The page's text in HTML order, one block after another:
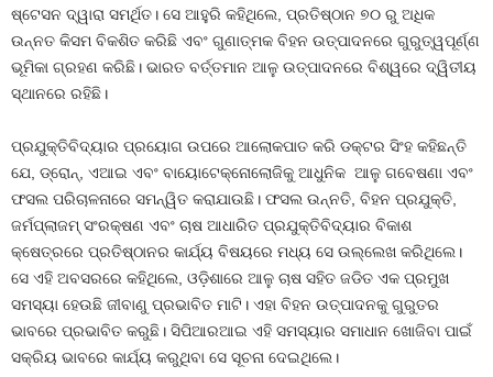
ଷ୍ଟେସନ ଦ୍ୱାରା ସମର୍ଥିତ। ସେ ଆହୁରି କହିଥିଲେ, ପ୍ରତିଷ୍ଠାନ ୭୦ ରୁ ଅଧିକ
ଉନ୍ନତ କିସମ ବିକଶିତ କରିଛି ଏବଂ ଗୁଣାତ୍ମକ ବିହନ ଉତ୍ପାଦନରେ ଗୁରୁତ୍ୱପୂର୍ଣ୍ଣ
ଭୂମିକା ଗ୍ରହଣ କରିଛି। ଭାରତ ବର୍ତ୍ତମାନ ଆଳୁ ଉତ୍ପାଦନରେ ବିଶ୍ୱରେ ଦ୍ୱିତୀୟ
ସ୍ଥାନରେ ରହିଛି।
ପ୍ରଯୁକ୍ତିବିଦ୍ୟାର ପ୍ରୟୋଗ ଉପରେ ଆଲୋକପାତ କରି ଡକ୍ଟର ସିଂହ କହିଛନ୍ତି
ଯେ, ଡ୍ରୋନ୍, ଏଆଇ ଏବଂ ବାୟୋଟେକ୍ନୋଲୋଜିକୁ ଆଧୁନିକ ଆଳୁ ଗବେଷଣା ଏବଂ
ଫସଲ ପରିଚାଳନାରେ ସମନ୍ୱିତ କରାଯାଉଛି। ଫସଲ ଉନ୍ନତି, ବିହନ ପ୍ରଯୁକ୍ତି,
ଜର୍ମପ୍ଲାଜମ୍ ସଂରକ୍ଷଣ ଏବଂ ଚାଷ ଆଧାରିତ ପ୍ରଯୁକ୍ତିବିଦ୍ୟାର ବିକାଶ
କ୍ଷେତ୍ରରେ ପ୍ରତିଷ୍ଠାନର କାର୍ଯ୍ୟ ବିଷୟରେ ମଧ୍ୟ ସେ ଉଲ୍ଲେଖ କରିଥିଲେ।
ସେ ଏହି ଅବସରରେ କହିଥିଲେ, ଓଡ଼ିଶାରେ ଆଳୁ ଚାଷ ସହିତ ଜଡିତ ଏକ ପ୍ରମୁଖ
ସମସ୍ୟା ହେଉଛି ଜୀବାଣୁ ପ୍ରଭାବିତ ମାଟି। ଏହା ବିହନ ଉତ୍ପାଦନକୁ ଗୁରୁତର
ଭାବରେ ପ୍ରଭାବିତ କରୁଛି। ସିପିଆରଆଇ ଏହି ସମସ୍ୟାର ସମାଧାନ ଖୋଜିବା ପାଇଁ
ସକ୍ରିୟ ଭାବରେ କାର୍ଯ୍ୟ କରୁଥିବା ସେ ସୂଚନା ଦେଇଥିଲେ।